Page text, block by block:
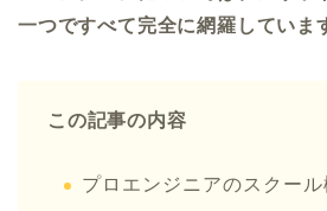
一つですべて完全に網羅していま
この記事の内容
プロエンジニアのスクール